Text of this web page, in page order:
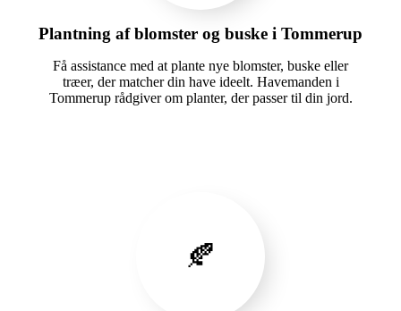
Plantning af blomster og buske i Tommerup
Få assistance med at plante nye blomster, buske eller
træer, der matcher din have ideelt. Havemanden i
Tommerup rådgiver om planter, der passer til din jord.
🍂